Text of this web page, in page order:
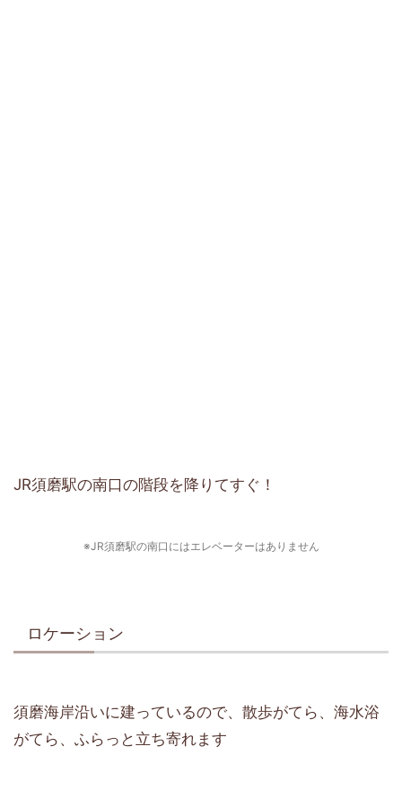
JR須磨駅の南口の階段を降りてすぐ！
※JR須磨駅の南口にはエレベーターはありません
ロケーション
須磨海岸沿いに建っているので、散歩がてら、海水浴
がてら、ふらっと立ち寄れます